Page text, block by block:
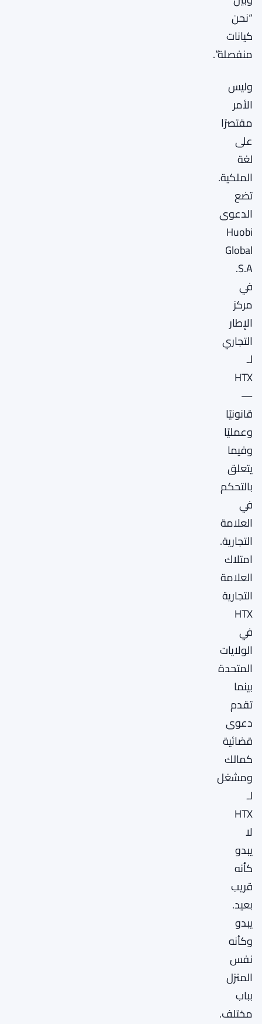
“نحن
كيانات
منفصلة”.
وليس
الأمر
مقتصرًا
على
لغة
الملكية.
تضع
الدعوى
Huobi
Global
S.A.
في
مركز
الإطار
التجاري
لـ
HTX
—
قانونيًا
وعمليًا
وفيما
يتعلق
بالتحكم
في
العلامة
التجارية.
امتلاك
العلامة
التجارية
HTX
في
الولايات
المتحدة
بينما
تقدم
دعوى
قضائية
كمالك
ومشغل
لـ
HTX
لا
يبدو
كأنه
قريب
بعيد.
يبدو
وكأنه
نفس
المنزل
بباب
مختلف.